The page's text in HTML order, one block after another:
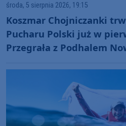
środa, 5 sierpnia 2026, 19:15
Koszmar Chojniczanki
Pucharu Polski już w
Przegrała z Podhalem